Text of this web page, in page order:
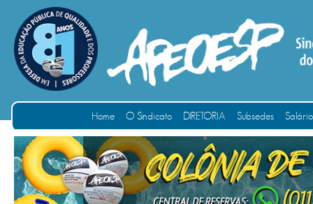
Home O Sindicato DIRETORIA Subsedes